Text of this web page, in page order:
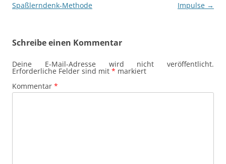
Spaßlerndenk-Methode
Impulse →
Schreibe einen Kommentar
Deine E-Mail-Adresse wird nicht veröffentlicht.
Erforderliche Felder sind mit * markiert
Kommentar *